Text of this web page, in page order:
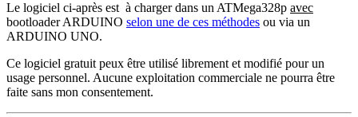
Le logiciel ci-après est à charger dans un ATMega328p avec
bootloader ARDUINO selon une de ces méthodes ou via un
ARDUINO UNO.
Ce logiciel gratuit peux être utilisé librement et modifié pour un
usage personnel. Aucune exploitation commerciale ne pourra être
faite sans mon consentement.